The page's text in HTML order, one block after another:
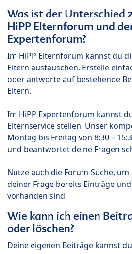
Was ist der Unterschied
HiPP Elternforum und
Expertenforum?
Im HiPP Elternforum kannst du
Eltern austauschen. Erstelle
oder antworte auf bestehende
Eltern.
Im HiPP Expertenforum kannst
Elternservice stellen. Unser
Montag bis Freitag von 8:30 –
und beantwortet deine Fragen
Nutze auch die Forum-Suche, um
deiner Frage bereits Einträge
vorhanden sind.
Wie kann ich einen
oder löschen?
Deine eigenen Beiträge kannst